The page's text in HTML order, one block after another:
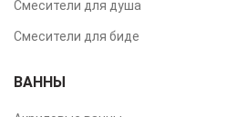
Смесители для душа
Смесители для биде
ВАННЫ